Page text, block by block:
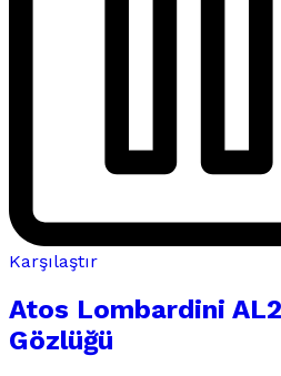
Karşılaştır
Atos Lombardini
Gözlüğü